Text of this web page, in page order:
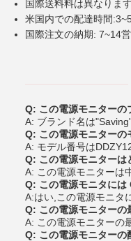
国際送料料は異なります
米国内での配達時間
国際注文の納期: 7~14
Q: この電源モニターの
A: ブランド名は
Q: この電源モニターの
A: モデル番号は
Q: この電源モニターは
A: この電源モニターは
Q: この電源モニタには
A:はい,この電源モニタ
Q: この電源モニターの
A: この電源モニターの
Q: この電源モニターの